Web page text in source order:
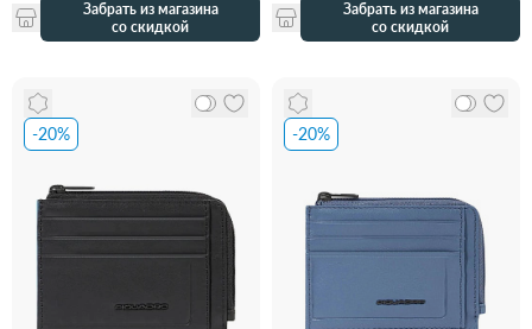
Забрать из магазина
со скидкой
Забрать из магазина
со скидкой
-20% -20%